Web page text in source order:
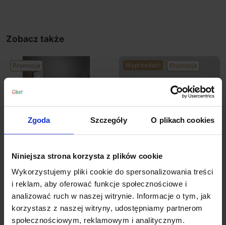
Zgoda Szczegóły O plikach cookies
Niniejsza strona korzysta z plików cookie
Wykorzystujemy pliki cookie do spersonalizowania treści
i reklam, aby oferować funkcje społecznościowe i
analizować ruch w naszej witrynie. Informacje o tym, jak
korzystasz z naszej witryny, udostępniamy partnerom
społecznościowym, reklamowym i analitycznym.
Zobacz także
Promocja
schodowa LED 1W alu,
biała, czarna
198,03 zł 188,13 zł
Wyprzedaż! Promocja
schodowa LED 1W alu,
biała, czarna 48mm
222,63 zł 178,10 zł